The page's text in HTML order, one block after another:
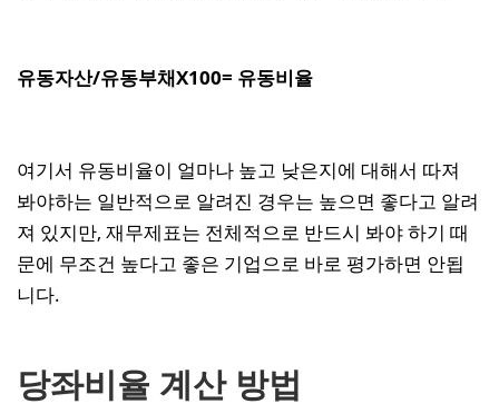
유동자산/유동부채X100= 유동비율
여기서 유동비율이 얼마나 높고 낮은지에 대해서 따져
봐야하는 일반적으로 알려진 경우는 높으면 좋다고 알려
져 있지만, 재무제표는 전체적으로 반드시 봐야 하기 때
문에 무조건 높다고 좋은 기업으로 바로 평가하면 안됩
니다.
당좌비율 계산 방법